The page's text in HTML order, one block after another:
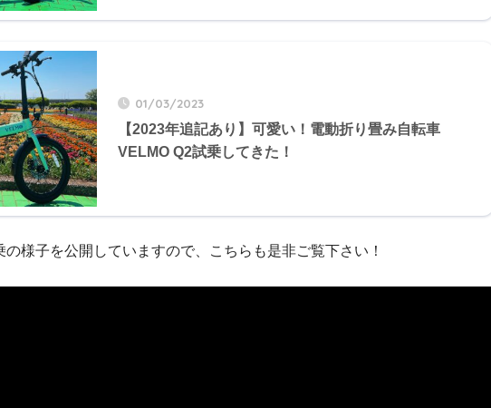
01/03/2023
【2023年追記あり】可愛い！電動折り畳み自転車
VELMO Q2試乗してきた！
様子を公開していますので、こちらも是非ご覧下さい！